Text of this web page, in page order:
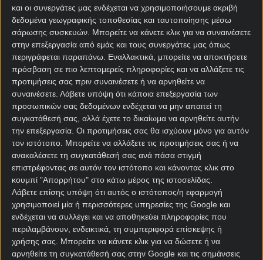
και οι συνεργάτες μας ενδέχεται να χρησιμοποιήσουμε ακριβή
δεδομένα γεωγραφικής τοποθεσίας και ταυτοποίησης μέσω
σάρωσης συσκευών. Μπορείτε να κάνετε κλικ για να συναινέσετε
στην επεξεργασία από εμάς και τους συνεργάτες μας όπως
περιγράφεται παραπάνω. Εναλλακτικά, μπορείτε να αποκτήσετε
πρόσβαση σε πιο λεπτομερείς πληροφορίες και να αλλάξετε τις
προτιμήσεις σας πριν συναινέσετε ή να αρνηθείτε να
συναινέσετε. Λάβετε υπόψη ότι κάποια επεξεργασία των
προσωπικών σας δεδομένων ενδέχεται να μην απαιτεί τη
συγκατάθεσή σας, αλλά έχετε το δικαίωμα να αρνηθείτε αυτήν
την επεξεργασία. Οι προτιμήσεις σας θα ισχύουν μόνο για αυτόν
τον ιστότοπο. Μπορείτε να αλλάξετε τις προτιμήσεις σας ή να
ανακαλέσετε τη συγκατάθεσή σας ανά πάσα στιγμή
επιστρέφοντας σε αυτόν τον ιστότοπο και κάνοντας κλικ στο
κουμπί "Απορρήτου" στο κάτω μέρος της ιστοσελίδας.
Λάβετε επίσης υπόψη ότι αυτός ο ιστότοπος/η εφαρμογή
χρησιμοποιεί μία ή περισσότερες υπηρεσίες της Google και
ενδέχεται να συλλέγει και να αποθηκεύει πληροφορίες που
περιλαμβάνουν, ενδεικτικά, τη συμπεριφορά επίσκεψης ή
χρήσης σας. Μπορείτε να κάνετε κλικ για να δώσετε ή να
αρνηθείτε τη συγκατάθεσή σας στην Google και τις σημάνσεις
αποφασιστεί;
Τι μαθαίνω λοιπόν;
1) Δεν υπάρχει θέμα Λουτσέσκου σε ότι έχει να
κάνει από την πλευρά του ΠΑΟΚ 2) ΠΑΟΚ και
Λουτσέσκου θα κάτσουν στο ίδιο τραπέζι για να
συζητήσουν την επόμενη σεζόν του ΠΑΟΚ
Και αυτή είναι η κρίσιμη συνάντηση. Εκεί θα κρίνει
ο ίδιος ο Λουτσέσκου αν αυτά που θα του
προσφέρει ή εγγυηθεί ο ΠΑΟΚ θα τον καλύπτουν
ενόψει της νέας σεζόν.
Αν ναι, θα συνεχίσουν μαζί. Αν όχι θα χωρίσουν
φιλικά και ο ΠΑΟΚ θα πάει στον επόμενο
προπονητή.
Όσο για το τι θα γίνει με τον Λουτσέσκου εάν φύγει;
Κρατήστε την πληροφορία πως αν ομάδες που